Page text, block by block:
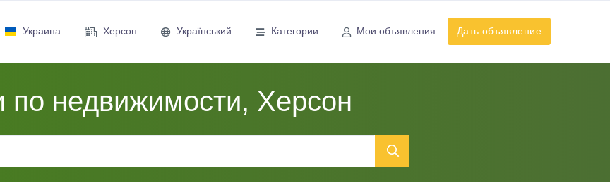
Украина Херсон Український Категории Мои объявления Дать объявление
по недвижимости, Херсон